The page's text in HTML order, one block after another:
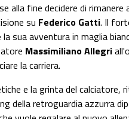
alla fine decidere di rimanere
su Federico Gatti. Il
sua avventura in maglia
Massimiliano Allegri
la carriera.
e la grinta del calciatore,
della retroguardia azzurra